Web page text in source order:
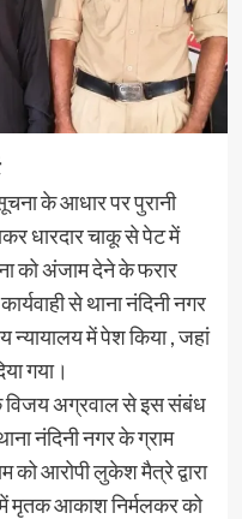
के आधार पर पुरानी
धारदार चाकू से पेट में
को अंजाम देने के फरार
से थाना नंदिनी नगर
न्यायालय में पेश किया , जहां
गया।
अग्रवाल से इस संबंध
नंदिनी नगर के ग्राम
को आरोपी लुकेश मैत्रे द्वारा
में मृतक आकाश निर्मलकर को